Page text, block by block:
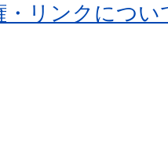
・リンクについ